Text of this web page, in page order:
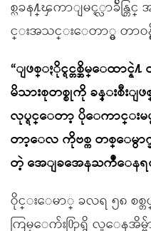
စ္လခန႔္ၾကာျမင့္လာခ်ိန္တြ
င္းအသင္းေတာ္မွ တာဝ
“ျဖစ္ႏိုင္ရင္တစ္အိမ္ေထာင္နဲ
မိသားစုတစ္စုကို ခန္းစီး
လုပ္ရင္ေတာ့ ပိုေကာင္းမ
တာ့ေလ ကိုဗစ္က တစ္ေမွာ
တဲ့ အေျခအေနႀကဳံေန
ဝိုင္းေမာ္ ခလရ ၅၈ စစ္တ
ကြမ္ေက်း႐ြာရွိ လူေနအိမ္